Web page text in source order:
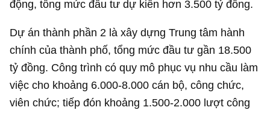
động, tổng mức đầu tư dự kiến hơn 3.500 tỷ đồng.
Dự án thành phần 2 là xây dựng Trung tâm hành
chính của thành phố, tổng mức đầu tư gần 18.500
tỷ đồng. Công trình có quy mô phục vụ nhu cầu làm
việc cho khoảng 6.000-8.000 cán bộ, công chức,
viên chức; tiếp đón khoảng 1.500-2.000 lượt công